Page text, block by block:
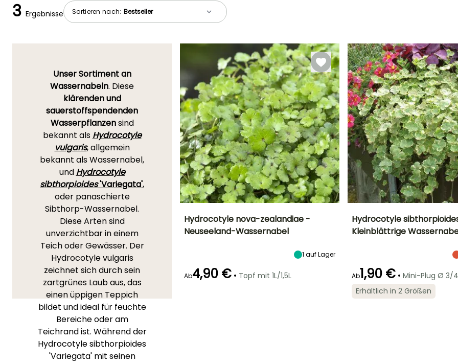
Sortieren nach:
3 Ergebnisse
Unser Sortiment an
Wassernabeln. Diese
klärenden und
sauerstoffspendenden
Wasserpflanzensind
bekannt als Hydrocotyle
vulgaris, allgemein
bekannt als Wassernabel,
und Hydrocotyle
sibthorpioides'Variegata',
oder panaschierte
Sibthorp-Wassernabel.
Diese Arten sind
unverzichtbar in einem
Teich oder Gewässer. Der
Hydrocotyle vulgaris
zeichnet sich durch sein
zartgrünes Laub aus, das
einen üppigen Teppich
bildet und ideal für feuchte
Bereiche oder am
Teichrand ist. Während der
Hydrocotyle sibthorpioides
'Variegata' mit seinen
Halbschatten
Hydrocotyle nova-zealandiae -
Neuseeland-Wassernabel
1 auf Lager
Ab4,90 € • Topf mit 1L/1,5L
Winterhärte Eintauchtiefe
Hydrocotyle
Kleinblättrige
Ab1,90 € • Mini-Plug Ø 3/
Erhältlich in 2 Größen